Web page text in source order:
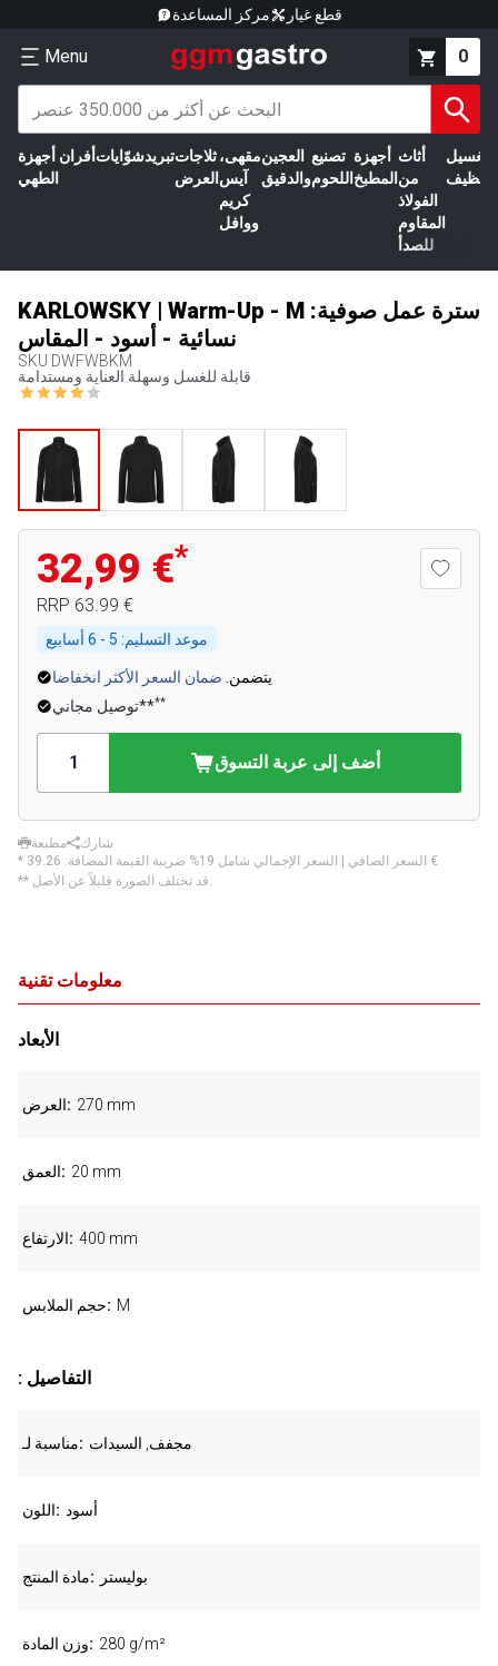
مركز المساعدة قطع غيار
Menu 0
أجهزة
الطهي
أفران شوّاياتتبريدثلاجات
العرض
مقهى،
آيس
كريم
ووافل
العجين
والدقيق
تصنيع
اللحوم
أجهزة
المطبخ
أثاث
من
الفولاذ
المقاوم
للصدأ
الغسيل
KARLOWSKY | Warm-Up - M :سترة عمل صوفية
نسائية - أسود - المقاس
SKU DWFWBKM
قابلة للغسل وسهلة العناية ومستدامة
32,99 €*
RRP ‏63.99 €
موعد التسليم:
يتضمن. ضمان السعر الأكثر انخفاضا
توصيل مجاني****
أضف إلى عربة التسوق
مطبعة
شارك
* السعر الصافي | السعر الإجمالي شامل 19% ضريبة القيمة المضافة: ‏39.26 €
** قد تختلف الصورة قليلاً عن الأصل.
معلومات تقنية
الأبعاد
العرض 270 mm
العمق 20 mm
الارتفاع 400 mm
حجم الملابس M
: التفاصيل
مناسبة لـ مجفف, السيدات
اللون أسود
مادة المنتج بوليستر
وزن المادة 280 g/m²